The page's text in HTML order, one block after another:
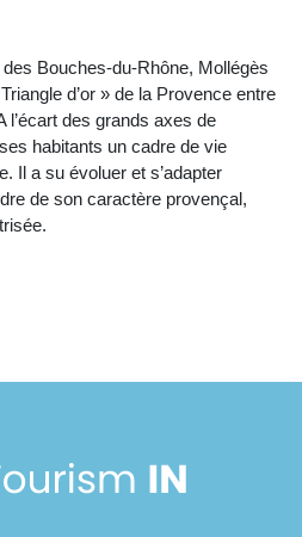
Bouches-du-Rhône, Mollégès
d’or » de la Provence entre
l’écart des grands axes de
habitants un cadre de vie
Il a su évoluer et s’adapter
de son caractère provençal,